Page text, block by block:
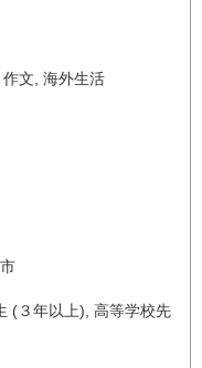
作文, 海外生活
(３年以上), 高等学校先